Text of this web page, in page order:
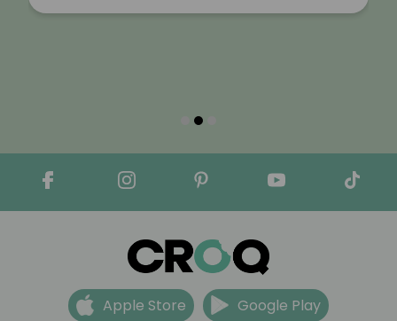
Apple Store Google Play